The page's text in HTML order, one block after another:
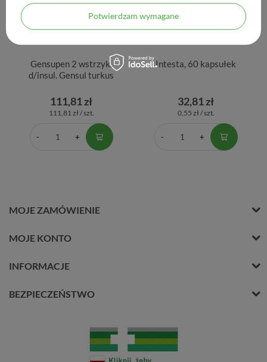
Gensupen 2 wstrzyk.
d/insul. Gensul turkus
111,81 zł
111,81 zł / szt.
Intesta, 60 kapsułek
32,81 zł
0,55 zł / szt.
MOJE ZAMÓWIENIE
MOJE KONTO
INFORMACJE
BEZPIECZEŃSTWO
Potwierdzam wymagane